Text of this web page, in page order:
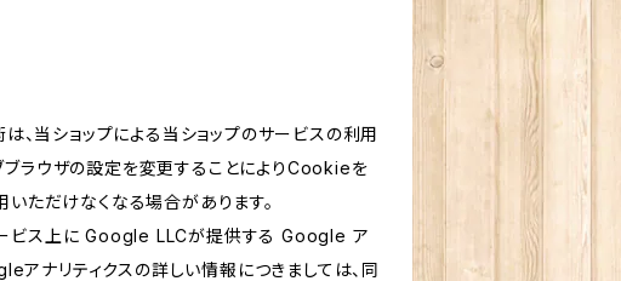
、当ショップによる当ショップのサービスの利用
ラウザの設定を変更することによりCookieを
ただけなくなる場合があります。
ービス上に Google LLCが提供する Google ア
アナリティクスの詳しい情報につきましては、同